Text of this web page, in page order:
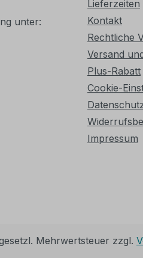
unter:
Lieferzeiten
Kontakt
Rechtliche
Versand
Plus-Rabatt
Cookie-
Impressum
Mehrwertsteuer zzgl.